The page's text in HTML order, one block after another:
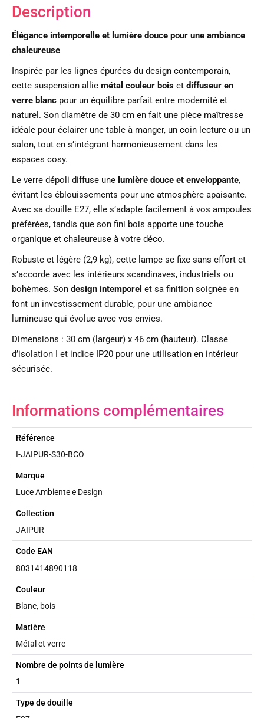
Description
Élégance intemporelle et lumière douce pour une ambiance
chaleureuse
Inspirée par les lignes épurées du design contemporain,
cette suspension allie métal couleur bois et diffuseur en
verre blanc pour un équilibre parfait entre modernité et
naturel. Son diamètre de 30 cm en fait une pièce maîtresse
idéale pour éclairer une table à manger, un coin lecture ou un
salon, tout en s’intégrant harmonieusement dans les
espaces cosy.
Le verre dépoli diffuse une lumière douce et enveloppante,
évitant les éblouissements pour une atmosphère apaisante.
Avec sa douille E27, elle s’adapte facilement à vos ampoules
préférées, tandis que son fini bois apporte une touche
organique et chaleureuse à votre déco.
Robuste et légère (2,9 kg), cette lampe se fixe sans effort et
s’accorde avec les intérieurs scandinaves, industriels ou
bohèmes. Son design intemporel et sa finition soignée en
font un investissement durable, pour une ambiance
lumineuse qui évolue avec vos envies.
Dimensions : 30 cm (largeur) x 46 cm (hauteur). Classe
d’isolation I et indice IP20 pour une utilisation en intérieur
sécurisée.
Informations complémentaires
Référence
I-JAIPUR-S30-BCO
Marque
Luce Ambiente e Design
Collection
JAIPUR
Code EAN
8031414890118
Couleur
Blanc, bois
Matière
Métal et verre
Nombre de points de lumière
1
Type de douille